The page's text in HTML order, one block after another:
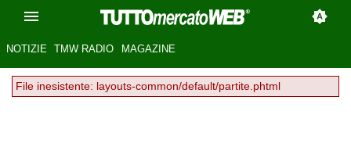
NOTIZIE TMW RADIO MAGAZINE
File inesistente: layouts-common/default/partite.phtml